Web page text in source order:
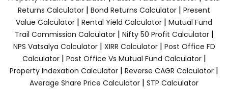
Returns Calculator | Bond Returns Calculator | Present
Value Calculator | Rental Yield Calculator | Mutual Fund
Trail Commission Calculator| Nifty 50 Profit Calculator|
NPS Vatsalya Calculator| XIRR Calculator| Post Office FD
Calculator| Post Office Vs Mutual Fund Calculator|
Property Indexation Calculator | Reverse CAGR Calculator |
Average Share Price Calculator | STP Calculator